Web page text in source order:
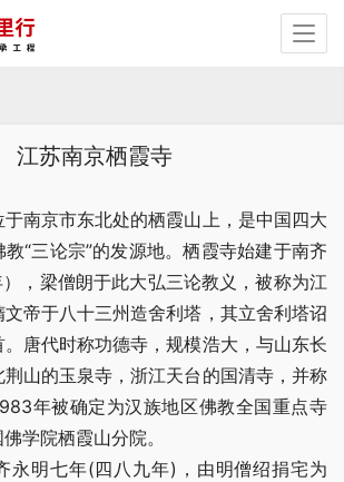
江苏南京栖霞寺
南京市东北处的栖霞山上，是中国四大
“三论宗”的发源地。栖霞寺始建于南齐
，梁僧朗于此大弘三论教义，被称为江
帝于八十三州造舍利塔，其立舍利塔诏
唐代时称功德寺，规模浩大，与山东长
山的玉泉寺，浙江天台的国清寺，并称
年被确定为汉族地区佛教全国重点寺
学院栖霞山分院。
永明七年(四八九年)，由明僧绍捐宅为